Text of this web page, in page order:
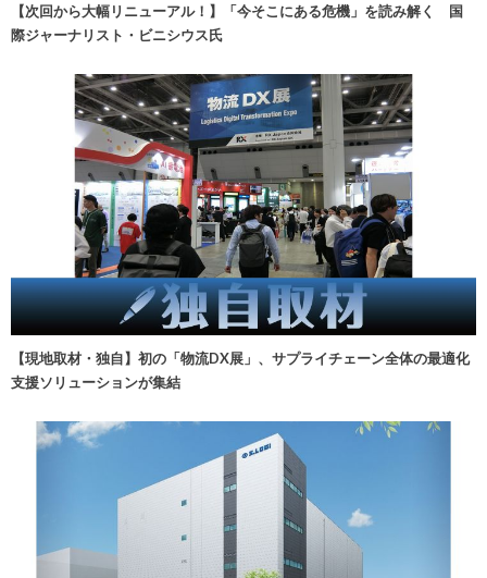
【次回から大幅リニューアル！】「今そこにある危機」を読み解く 国
際ジャーナリスト・ビニシウス氏
【現地取材・独自】初の「物流DX展」、サプライチェーン全体の最適化
支援ソリューションが集結